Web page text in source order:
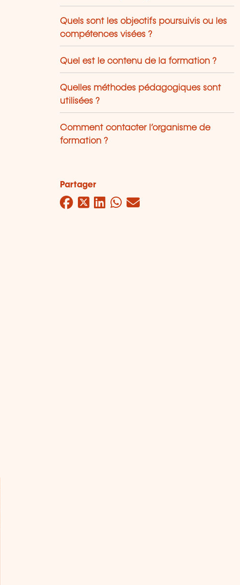
Quels sont les objectifs poursuivis ou les
compétences visées ?
Quel est le contenu de la formation ?
Quelles méthodes pédagogiques sont
utilisées ?
Comment contacter l’organisme de
formation ?
Partager
Facebook
Twitter
LinkedIn
WhatsApp
Mail